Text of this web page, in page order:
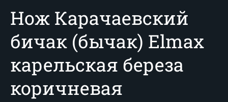
Нож Карачаевский
бичак (бычак) Elmax
карельская береза
коричневая